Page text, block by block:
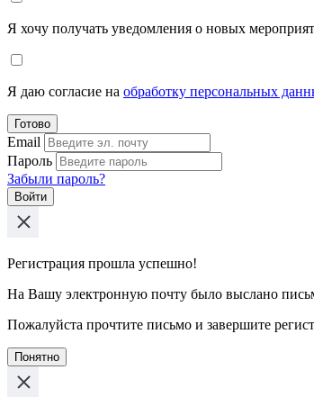
Я хочу получать уведомления о новых
Я даю согласие на обработку персональных
Готово
Email
Пароль
Забыли пароль?
Войти
Регистрация прошла успешно!
На Вашу электронную почту было выслано
Пожалуйста прочтите письмо и завершите
Понятно